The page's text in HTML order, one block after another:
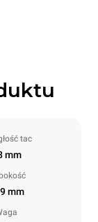
tac
mm
mm